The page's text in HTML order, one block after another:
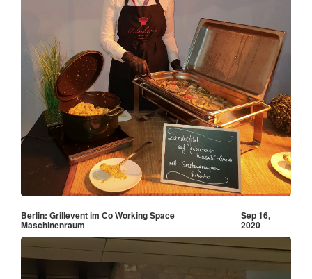
Berlin: Grillevent im Co Working Space
Maschinenraum
Sep 16,
2020